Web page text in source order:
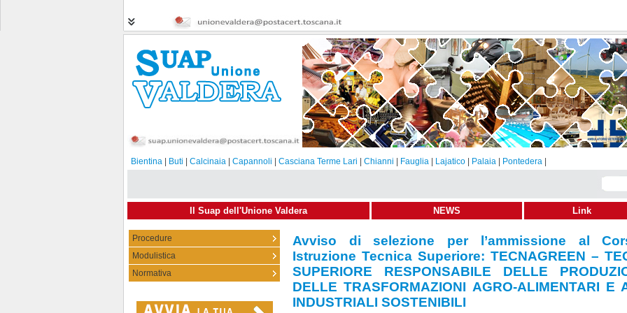
Bientina Buti Calcinaia Capannoli Casciana Terme Lari Chianni Fauglia Lajatico Palaia Pontedera
Il Suap dell'Unione Valdera NEWS Link
Procedure
Modulistica
Normativa
Avviso di selezione per lâ€™ammissione al
Istruzione Tecnica Superiore: TECNAGREEN
29-08-2016 Condividi Invia Stampa
Avviso di selezione per l’ammissione al
Istruzione Tecnica Superiore: TECNAGREEN –
SUPERIORE RESPONSABILE DELLE
DELLE TRASFORMAZIONI AGRO-ALIMENTARI E
INDUSTRIALI SOSTENIBILI